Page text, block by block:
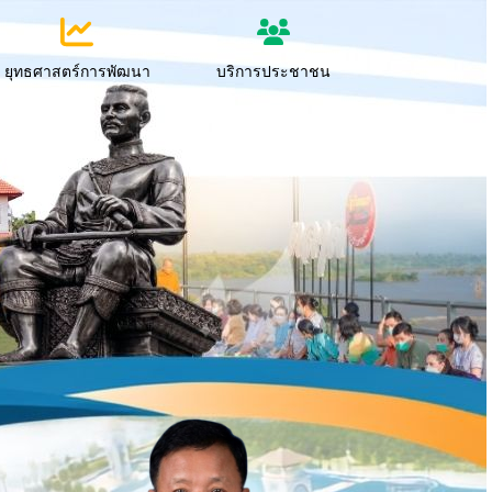
ยุทธศาสตร์การพัฒนา บริการประชาชน